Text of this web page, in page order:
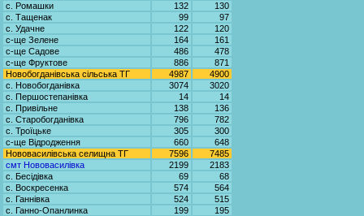
с. Ромашки
132
130
с. Тащенак
99
97
с. Удачне
122
120
с-ще Зелене
164
161
с-ще Садове
486
478
с-ще Фруктове
886
871
Новобогданівська сільська ТГ
4987
4900
с. Новобогданівка
3074
3020
с. Першостепанівка
14
14
с. Привільне
138
136
с. Старобогданівка
796
782
с. Троїцьке
305
300
с-ще Відродження
660
648
Нововасилівська селищна ТГ
7596
7485
смт Нововасилівка
2199
2183
с. Бесідівка
69
68
с. Воскресенка
574
564
с. Ганнівка
524
515
с. Ганно-Опанлинка
199
195